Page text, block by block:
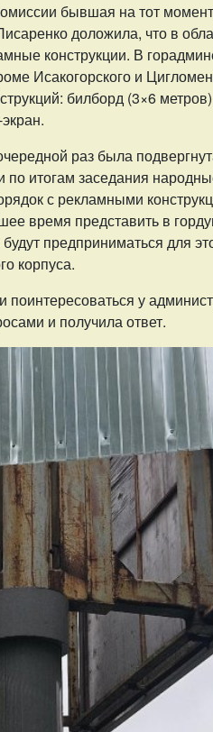
бывшая на тот
доложила, что в
конструкции. В
Исакогорского и
билборд (3×6
раз была
по итогам заседания
с рекламными
время представить в
предприниматься для
корпуса.
у
и получила ответ.